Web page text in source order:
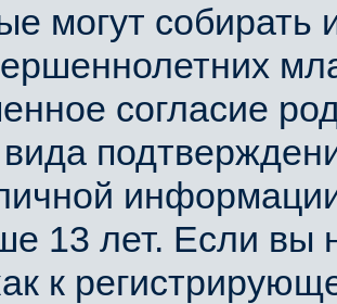
могут
согласие
вида
13 лет. Если вы
к